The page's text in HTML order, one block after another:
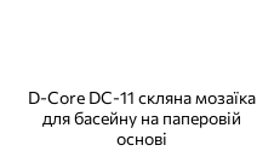
D-Core DC-11 скляна мозаїка
для басейну на паперовій
основі